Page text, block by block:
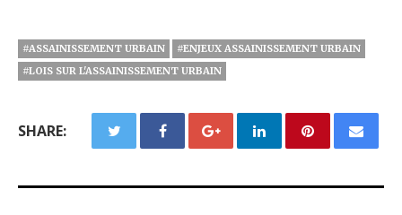
#ASSAINISSEMENT URBAIN
#ENJEUX ASSAINISSEMENT URBAIN
#LOIS SUR L'ASSAINISSEMENT URBAIN
SHARE: